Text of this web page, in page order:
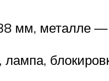
мм, металле